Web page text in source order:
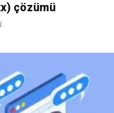
–
çözümü